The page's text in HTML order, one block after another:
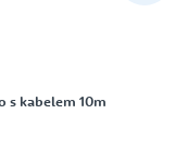
s kabelem 10m